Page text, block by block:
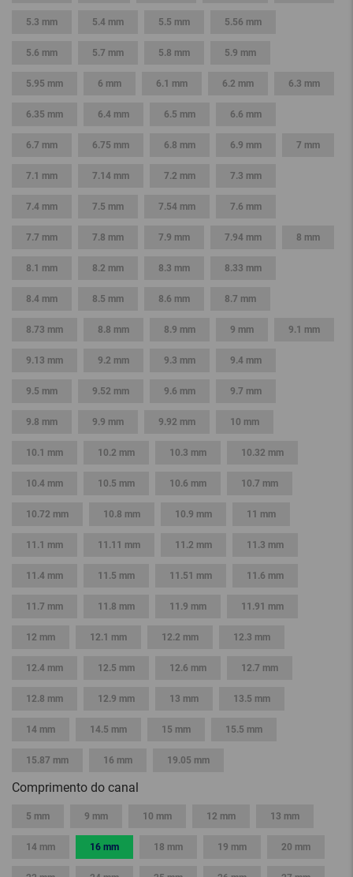
5.3 mm 5.4 mm 5.5 mm 5.56 mm
5.6 mm 5.7 mm 5.8 mm 5.9 mm
5.95 mm 6 mm 6.1 mm 6.2 mm 6.3 mm
6.35 mm 6.4 mm 6.5 mm 6.6 mm
6.7 mm 6.75 mm 6.8 mm 6.9 mm 7 mm
7.1 mm 7.14 mm 7.2 mm 7.3 mm
7.4 mm 7.5 mm 7.54 mm 7.6 mm
7.7 mm 7.8 mm 7.9 mm 7.94 mm 8 mm
8.1 mm 8.2 mm 8.3 mm 8.33 mm
8.4 mm 8.5 mm 8.6 mm 8.7 mm
8.73 mm 8.8 mm 8.9 mm 9 mm 9.1 mm
9.13 mm 9.2 mm 9.3 mm 9.4 mm
9.5 mm 9.52 mm 9.6 mm 9.7 mm
9.8 mm 9.9 mm 9.92 mm 10 mm
10.1 mm 10.2 mm 10.3 mm 10.32 mm
10.4 mm 10.5 mm 10.6 mm 10.7 mm
10.72 mm 10.8 mm 10.9 mm 11 mm
11.1 mm 11.11 mm 11.2 mm 11.3 mm
11.4 mm 11.5 mm 11.51 mm 11.6 mm
11.7 mm 11.8 mm 11.9 mm 11.91 mm
12 mm 12.1 mm 12.2 mm 12.3 mm
12.4 mm 12.5 mm 12.6 mm 12.7 mm
12.8 mm 12.9 mm 13 mm 13.5 mm
14 mm 14.5 mm 15 mm 15.5 mm
15.87 mm 16 mm 19.05 mm
Comprimento do canal
5 mm 9 mm 10 mm 12 mm 13 mm
14 mm 16 mm 18 mm 19 mm 20 mm